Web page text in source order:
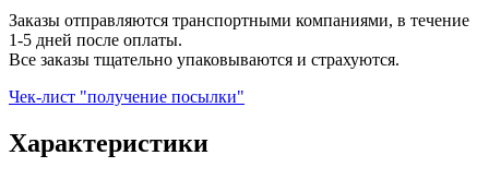
Заказы отправляются транспортными компаниями, в течение
1-5 дней после оплаты.
Все заказы тщательно упаковываются и страхуются.
Чек-лист "получение посылки"
Характеристики